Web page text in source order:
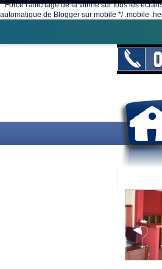
* Force l'affichage de la vitrine sur tous les
automatique de Blogger sur mobile */ .mobile